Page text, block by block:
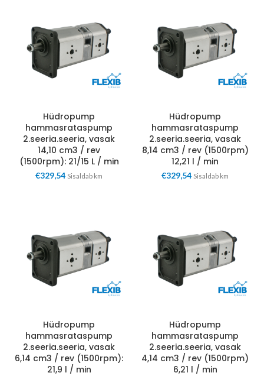
Hüdropump
hammasrataspump
2.seeria.seeria, vasak
14,10 cm3 / rev
(1500rpm): 21/15 L / min
€329,54 Sisaldab km
Hüdropump
hammasrataspump
2.seeria.seeria, vasak
8,14 cm3 / rev (1500rpm)
12,21 l / min
€329,54 Sisaldab km
Hüdropump
hammasrataspump
2.seeria.seeria, vasak
6,14 cm3 / rev (1500rpm):
21,9 l / min
Hüdropump
hammasrataspump
2.seeria.seeria, vasak
4,14 cm3 / rev (1500rpm)
6,21 l / min